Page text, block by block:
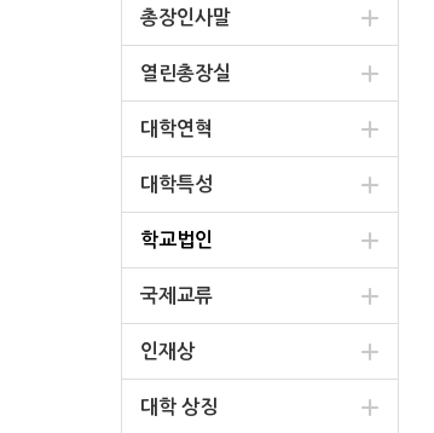
총장인사말
열린총장실
대학연혁
대학특성
학교법인
국제교류
인재상
대학 상징